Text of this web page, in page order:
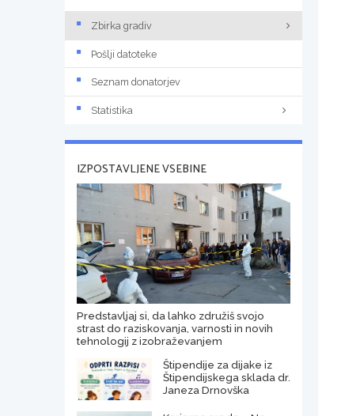
Zbirka gradiv
Pošlji datoteke
Seznam donatorjev
Statistika
IZPOSTAVLJENE VSEBINE
Predstavljaj si, da lahko združiš svojo
strast do raziskovanja, varnosti in novih
tehnologij z izobraževanjem
Štipendije za dijake iz
Štipendijskega sklada dr.
Janeza Drnovška